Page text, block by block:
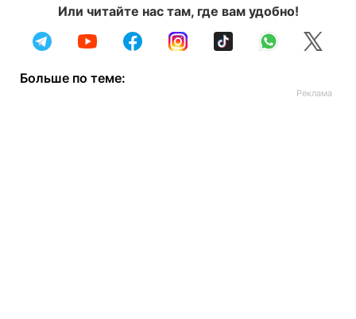
Или читайте нас там, где вам удобно!
Больше по теме: